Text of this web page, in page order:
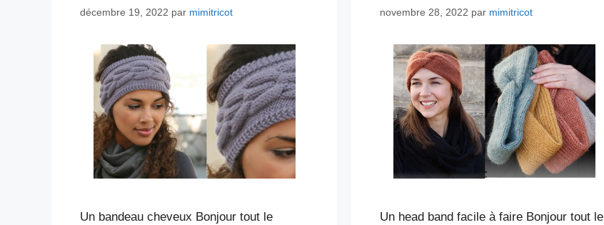
décembre 19, 2022 par mimitricot
Un bandeau cheveux Bonjour tout le
novembre 28, 2022 par mimitricot
Un head band facile à faire Bonjour tout le